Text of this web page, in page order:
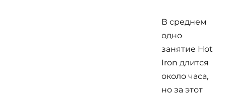
В среднем
одно
занятие Hot
Iron длится
около часа,
но за этот